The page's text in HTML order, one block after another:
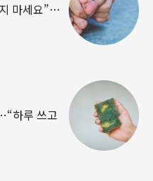
마세요”…
하루 쓰고